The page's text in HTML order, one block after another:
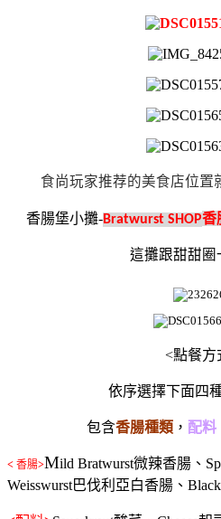
食尚玩家推荐的美食店位置
香腸堡小攤-Bratwurst SHOP香
這攤跟甜甜圈
<點餐方
依序選擇下面四
包含香腸種類 ， 配料
< 香腸>Mild Bratwurst微辣香腸、
Weisswurst巴伐利亞白香腸、